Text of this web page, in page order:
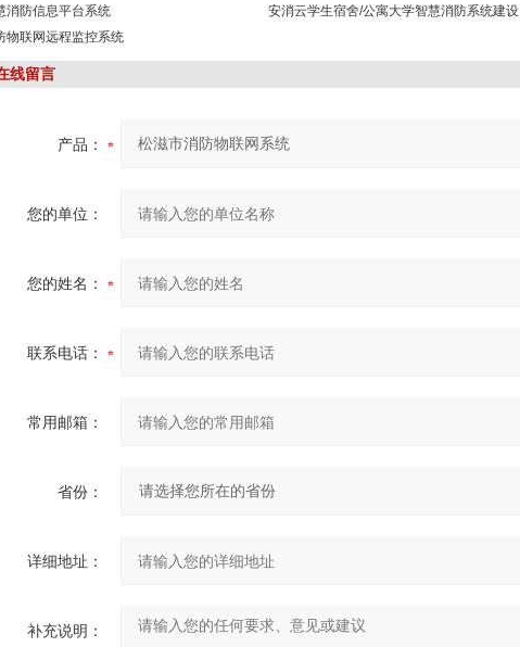
消防信息平台系统 安消云学生宿舍/公寓大学智慧消防系统建设
物联网远程监控系统
线留言
产品：
您的单位：
您的姓名：
联系电话：
常用邮箱：
省份：
详细地址：
补充说明：